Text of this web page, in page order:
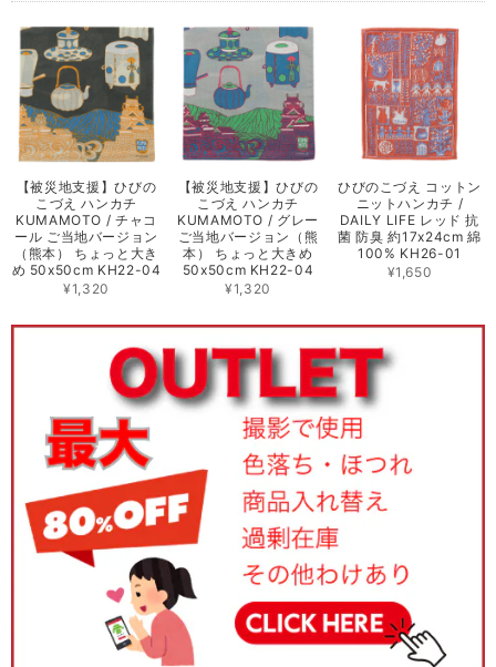
【被災地支援】ひびの
こづえ ハンカチ
KUMAMOTO / チャコ
ール ご当地バージョン
（熊本） ちょっと大き
め 50x50cm KH22-04
¥1,320
【被災地支援】ひびの
こづえ ハンカチ
KUMAMOTO / グレー
ご当地バージョン（熊
本） ちょっと大きめ
50x50cm KH22-04
¥1,320
ひびのこづえ コットン
ニットハンカチ /
DAILY LIFE レッド 抗
菌 防臭 約17x24cm 綿
100% KH26-01
¥1,650